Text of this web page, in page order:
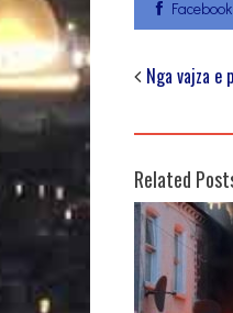
Facebook
Nga vajza
Related